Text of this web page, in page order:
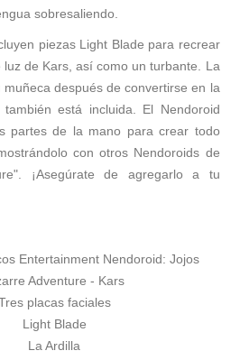
sobresaliendo.
piezas Light Blade para recrear
de Kars, así como un turbante. La
después de convertirse en la
está incluida. El Nendoroid
partes de la mano para crear todo
con otros Nendoroids de
¡Asegúrate de agregarlo a tu
Entertainment Nendoroid: Jojos
Adventure - Kars
placas faciales
Light Blade
La Ardilla